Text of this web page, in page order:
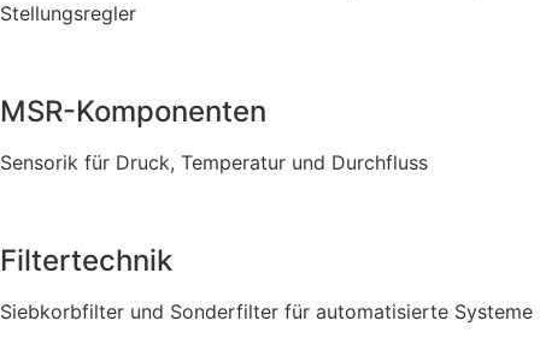
Stellungsregler
MSR-Komponenten
Sensorik für Druck, Temperatur und Durchfluss
Filtertechnik
Siebkorbfilter und Sonderfilter für automatisierte Systeme